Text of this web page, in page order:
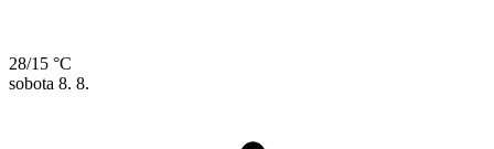
28/15 °C
sobota 8. 8.